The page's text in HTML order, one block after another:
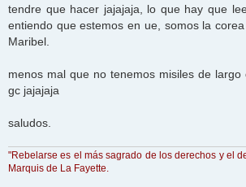
tendre que hacer jajajaja, lo que hay que
entiendo que estemos en ue, somos la
Maribel.
menos mal que no tenemos misiles de
gc jajajaja
saludos.
"Rebelarse es el más sagrado de los derechos y el
Marquis de La Fayette.